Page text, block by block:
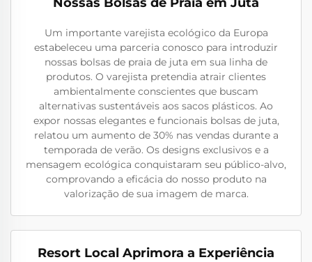
Um importante varejista ecológico da Europa
estabeleceu uma parceria conosco para introduzir
nossas bolsas de praia de juta em sua linha de
produtos. O varejista pretendia atrair clientes
ambientalmente conscientes que buscam
alternativas sustentáveis aos sacos plásticos. Ao
expor nossas elegantes e funcionais bolsas de juta,
relatou um aumento de 30% nas vendas durante a
temporada de verão. Os designs exclusivos e a
mensagem ecológica conquistaram seu público-alvo,
comprovando a eficácia do nosso produto na
valorização de sua imagem de marca.
Resort Local Aprimora a Experiência